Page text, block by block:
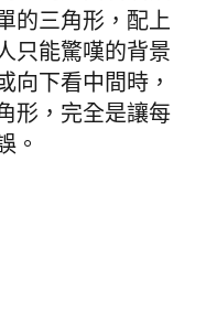
的三角形，配上
只能驚嘆的背景
向下看中間時，
形，完全是讓每
。